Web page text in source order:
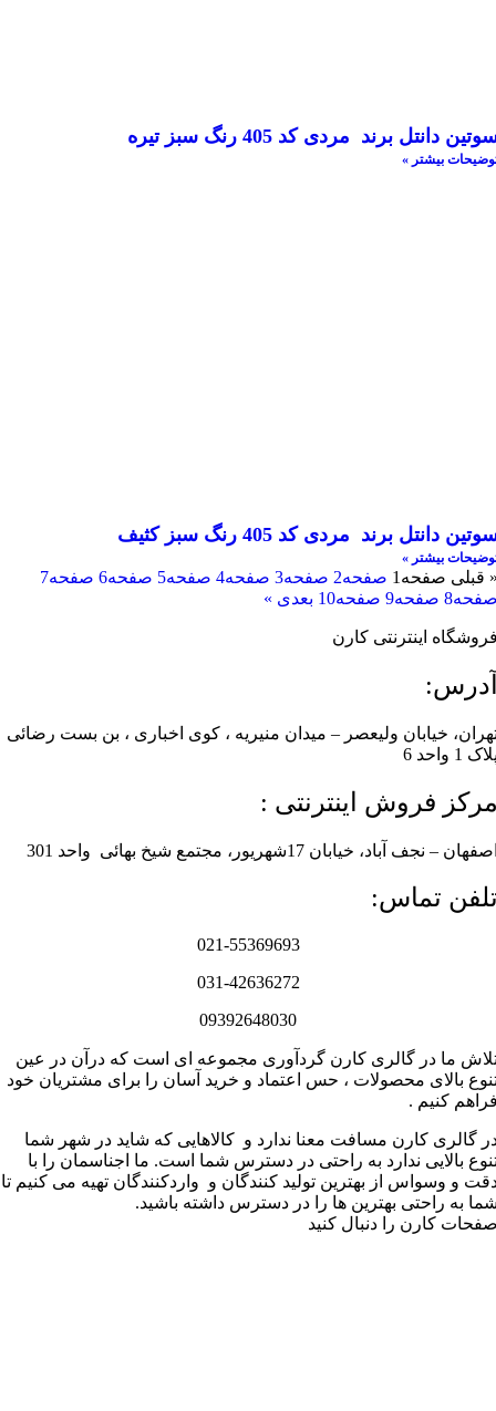
دانتل برند مردی کد 405 رنگ سبز تیره
بیشتر »
دانتل برند مردی کد 405 رنگ سبز کثیف
بیشتر »
قبلی صفحه 1 صفحه2 صفحه3 صفحه4 صفحه5 صفحه6 صفحه7
8 صفحه9 صفحه10 بعدی »
اینترنتی کارن
خیابان ولیعصر – میدان منیریه ، کوی اخباری ، بن بست رضائی
1 واحد 6
فروش اینترنتی :
– نجف آباد، خیابان 17شهریور، مجتمع شیخ بهائی واحد 301
تماس:
021-55369693
031-42636272
09392648030
ما در گالری کارن گردآوری مجموعه ای است که درآن در عین
بالای محصولات ، حس اعتماد و خرید آسان را برای مشتریان خود
کنیم .
گالری کارن مسافت معنا ندارد و کالاهایی که شاید در شهر شما
بالایی ندارد به راحتی در دسترس شما است. ما اجناسمان را با
و وسواس از بهترین تولید کنندگان و واردکنندگان تهیه می کنیم تا
به راحتی بهترین ها را در دسترس داشته باشید.
کارن را دنبال کنید